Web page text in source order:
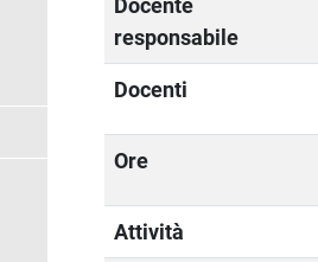
Docente
responsabile
Docenti
Ore
Attività